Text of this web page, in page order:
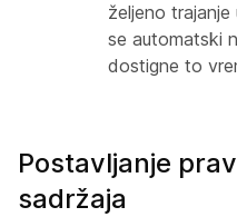
željeno trajanje
se automatski
dostigne to
Postavljanje
sadržaja